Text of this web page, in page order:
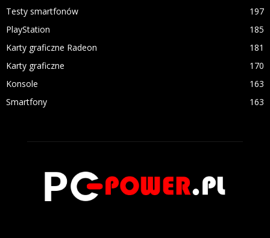
Testy smartfonów
197
PlayStation
185
Karty graficzne Radeon
181
Karty graficzne
170
Konsole
163
Smartfony
163